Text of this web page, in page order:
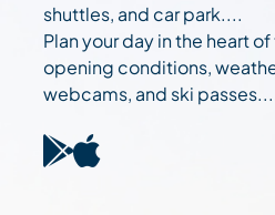
shuttles, and car park....
Plan your day in the heart
opening conditions,
webcams, and ski